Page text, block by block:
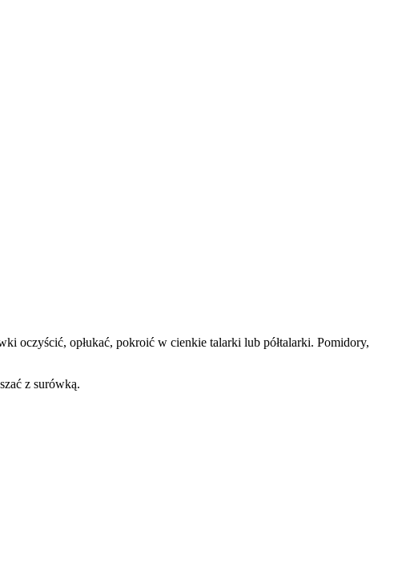
oczyścić, opłukać, pokroić w cienkie talarki lub półtalarki. Pomidory,
z surówką.